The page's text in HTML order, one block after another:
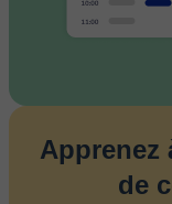
Apprenez
de